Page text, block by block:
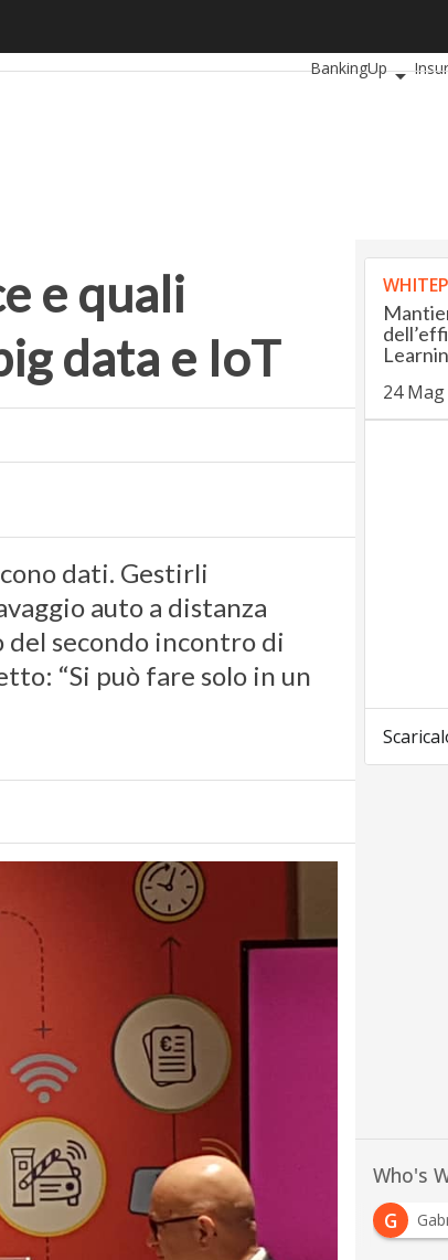
BankingUp
e quali
data e IoT
dati. Gestirli
auto a distanza
del secondo incontro di
“Si può fare solo in un
24
Who's
G